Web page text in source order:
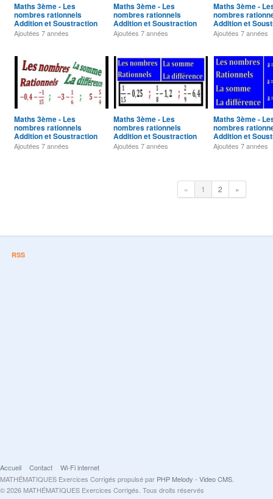
Maths 3ème - Les
nombres rationnels
Addition et Soustraction
Exercice 20
Ajoutées 7 années
Maths 3ème - Les
nombres rationnels
Addition et Soustraction
Exercice 19
Ajoutées7 années
Maths 3ème -
nombres
Addition et
Exercice 18
Ajoutées 7 années
Maths 3ème - Les
nombres rationnels
Addition et Soustraction
Exercice 16
Ajoutées 7 années
Maths 3ème - Les
nombres rationnels
Addition et Soustraction
Exercice 15
Ajoutées7 années
Maths 3ème -
nombres
Addition et
Exercice 14
Ajoutées 7 années
« 1 2 »
RSS
Accueil Contact
Wi-Fi internet
MATHÉMATIQUES Exercices Corrigés propulsé par PHP Melody - Video CMS
© 2026 MATHÉMATIQUES Exercices Corrigés. Tous droits réservés